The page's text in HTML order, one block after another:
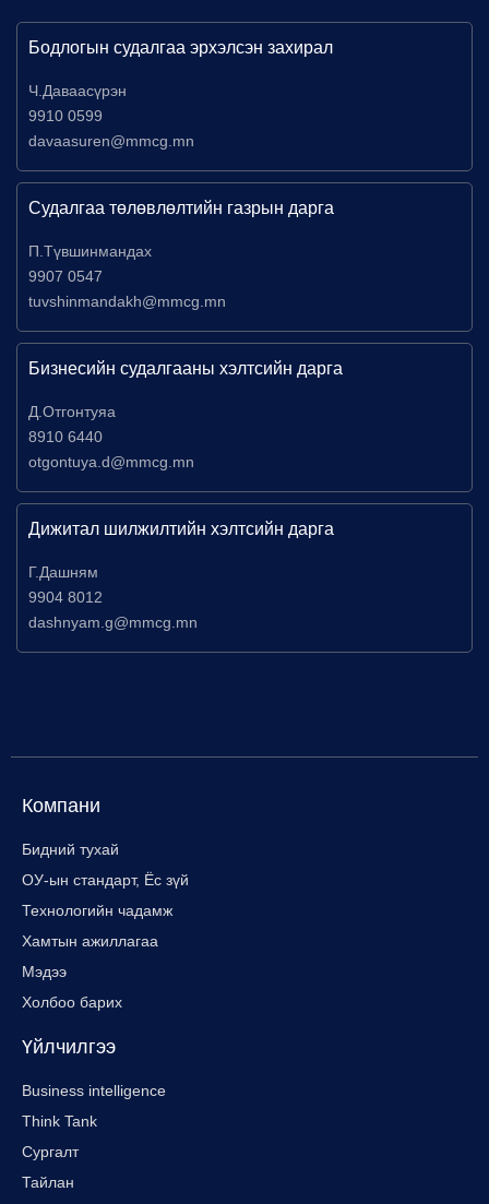
Бодлогын судалгаа эрхэлсэн захирал
Ч.Даваасүрэн
9910 0599
davaasuren@mmcg.mn
Судалгаа төлөвлөлтийн газрын дарга
П.Түвшинмандах
9907 0547
tuvshinmandakh@mmcg.mn
Бизнесийн судалгааны хэлтсийн дарга
Д.Отгонтуяа
8910 6440
otgontuya.d@mmcg.mn
Дижитал шилжилтийн хэлтсийн дарга
Г.Дашням
9904 8012
dashnyam.g@mmcg.mn
Компани
Бидний тухай
ОУ-ын стандарт, Ёс зүй
Технологийн чадамж
Хамтын ажиллагаа
Мэдээ
Холбоо барих
Үйлчилгээ
Business intelligence
Think Tank
Сургалт
Тайлан